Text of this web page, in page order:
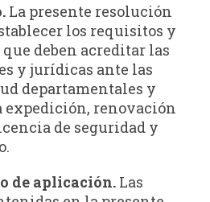
La presente resolución
los requisitos y
deben acreditar las
y jurídicas ante las
departamentales y
expedición, renovación
de seguridad y
de aplicación. Las